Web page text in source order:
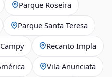
Parque Roseira
Parque Santa Teresa
Recanto Impla
Vila Anunciata